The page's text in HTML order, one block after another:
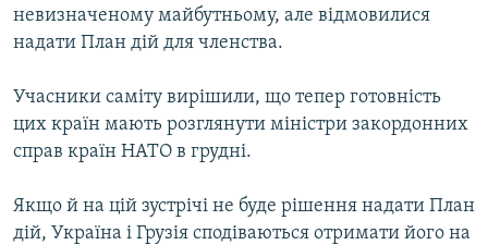
невизначеному майбутньому, але відмовилися
надати План дій для членства.
Учасники саміту вирішили, що тепер готовність
цих країн мають розглянути міністри закордонних
справ країн НАТО в грудні.
Якщо й на цій зустрічі не буде рішення надати План
дій, Україна і Грузія сподіваються отримати його на